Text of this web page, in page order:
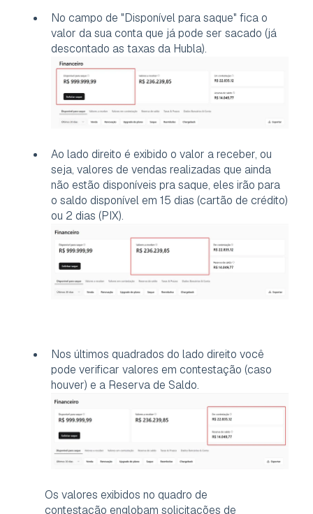
No campo de "Disponível para saque" fica o
valor da sua conta que já pode ser sacado (já
descontado as taxas da Hubla).
Ao lado direito é exibido o valor a receber, ou
seja, valores de vendas realizadas que ainda
não estão disponíveis pra saque, eles irão para
o saldo disponível em 15 dias (cartão de crédito)
ou 2 dias (PIX).
Nos últimos quadrados do lado direito você
pode verificar valores em contestação (caso
houver) e a Reserva de Saldo.
Os valores exibidos no quadro de
contestação englobam solicitações de